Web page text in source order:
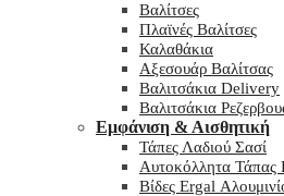
Βαλίτσες
Πλαϊνές Βαλίτσες
Καλαθάκια
Αξεσουάρ Βαλίτσας
Βαλιτσάκια Delivery
Βαλιτσάκια
Εμφάνιση & Αισθητική
Τάπες Λαδιού Σασί
Αυτοκόλλητα Τάπας
Βίδες Ergal